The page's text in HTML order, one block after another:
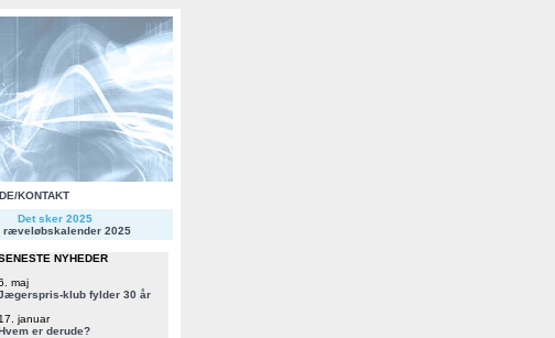
KONTAKT
Det sker 2025
ræveløbskalender 2025
NYHEDER
maj
klub fylder 30 år
17. januar
er derude?